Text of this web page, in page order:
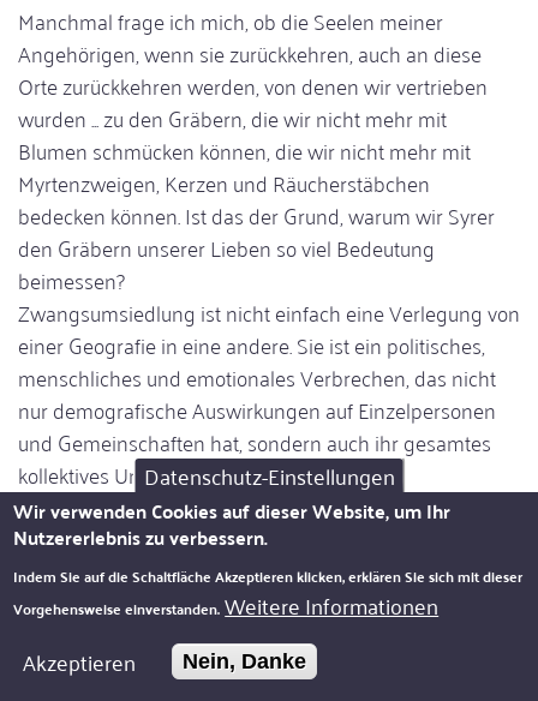
Manchmal frage ich mich, ob die Seelen meiner
Angehörigen, wenn sie zurückkehren, auch an diese
Orte zurückkehren werden, von denen wir vertrieben
wurden ... zu den Gräbern, die wir nicht mehr mit
Blumen schmücken können, die wir nicht mehr mit
Myrtenzweigen, Kerzen und Räucherstäbchen
bedecken können. Ist das der Grund, warum wir Syrer
den Gräbern unserer Lieben so viel Bedeutung
beimessen?
Zwangsumsiedlung ist nicht einfach eine Verlegung von
einer Geografie in eine andere. Sie ist ein politisches,
menschliches und emotionales Verbrechen, das nicht
nur demografische Auswirkungen auf Einzelpersonen
und Gemeinschaften hat, sondern auch ihr gesamtes
kollektives Unbewusstes erschüttert.
An einem anderen Ort bei Null anzufangen ist, als
würde man gezwungen, eine Liebesbeziehung zu
verlassen, in die man alles investiert hat. Es ist, als würde
man seine Wurzeln verlieren und erleben, wie das
stärkste Fundament der eigenen Existenz nachgibt. Um
sich plötzlich in einem Vakuum wiederzufinden, ohne
Datenschutz-Einstellungen
Wir verwenden Cookies auf dieser Website, um Ihr
Nutzererlebnis zu verbessern.
Indem Sie auf die Schaltfläche Akzeptieren klicken, erklären Sie sich mit dieser
Vorgehensweise einverstanden.Weitere Informationen
Akzeptieren
Nein, Danke